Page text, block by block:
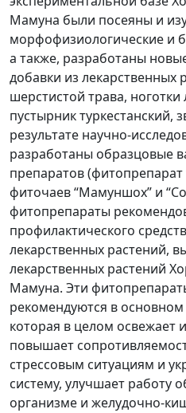
Мамуна были посеяны и
морфофизиологические и
а также, разработаны
добавки из лекарственных
шерстистой трава, ноготки
пустырник туркестанский,
результате научно-
разработаны образцовые
препаратов (фитопрепарат
фиточаев “Мамуншох” и
фитопрепараты
профилактического
лекарственных растений,
лекарственных растений
Мамуна. Эти
рекомендуются в основном
которая в целом освежает
повышает
стрессовым ситуациям и
систему, улучшает работу
организме и желудочно-